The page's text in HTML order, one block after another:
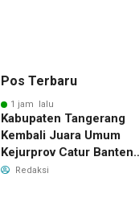
Pos Terbaru
1 jam lalu
Kabupaten Tangerang
Kembali Juara Umum
Kejurprov Catur Banten
2026, Raih 24 Medali
Redaksi